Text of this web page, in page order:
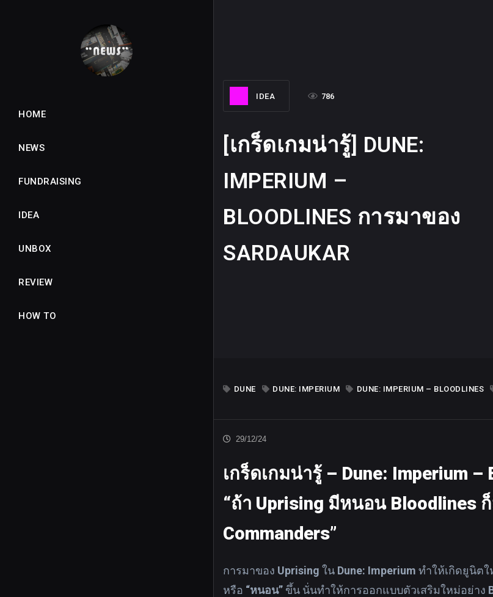
HOME
NEWS
FUNDRAISING
IDEA
UNBOX
REVIEW
HOW TO
IDEA 786
[เกร็ดเกมน่ารู้] DUNE:
IMPERIUM –
BLOODLINES การมาของ
SARDAUKAR
DUNE DUNE: IMPERIUM DUNE: IMPERIUM – BLOODLINES
29/12/24
เกร็ดเกมน่ารู้ – Dune: Imperium –
“ถ้า Uprising มีหนอน Bloodlines
Commanders”
การมาของ Uprising ใน Dune: Imperium ทำให้เกิดยูนิตใ
หรือ “หนอน” ขึ้น นั่นทำให้การออกแบบตัวเสริมใหม่อย่าง